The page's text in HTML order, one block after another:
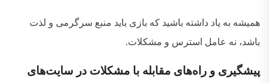
همیشه به یاد داشته باشید که بازی باید منبع سرگرمی و لذت
باشد، نه عامل استرس و مشکلات.
پیشگیری و راه‌های مقابله با مشکلات در سایت‌های